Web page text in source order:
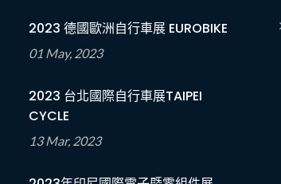
2023 德國歐洲自行車展 EUROBIKE
01 May, 2023
2023 台北國際自行車展TAIPEI
CYCLE
13 Mar, 2023